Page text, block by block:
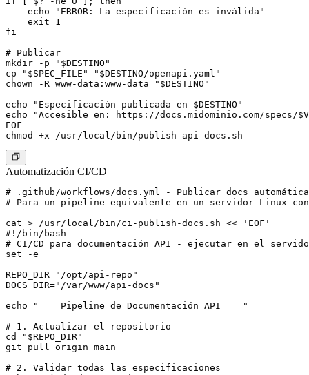
    echo "ERROR: La especificación es inválida"
    exit 1
fi
# Publicar
mkdir -p "$DESTINO"
cp "$SPEC_FILE" "$DESTINO/openapi.yaml"
chown -R www-data:www-data "$DESTINO"
echo "Especificación publicada en $DESTINO"
echo "Accesible en: https://docs.midominio.com/specs/
EOF
Automatización CI/CD
# .github/workflows/docs.yml - Publicar docs
# Para un pipeline equivalente en un servidor Linux
cat > /usr/local/bin/ci-publish-docs.sh << 'EOF'
#!/bin/bash
# CI/CD para documentación API - ejecutar en el
set -e
REPO_DIR="/opt/api-repo"
DOCS_DIR="/var/www/api-docs"
echo "=== Pipeline de Documentación API ==="
# 1. Actualizar el repositorio
cd "$REPO_DIR"
git pull origin main
# 2. Validar todas las especificaciones